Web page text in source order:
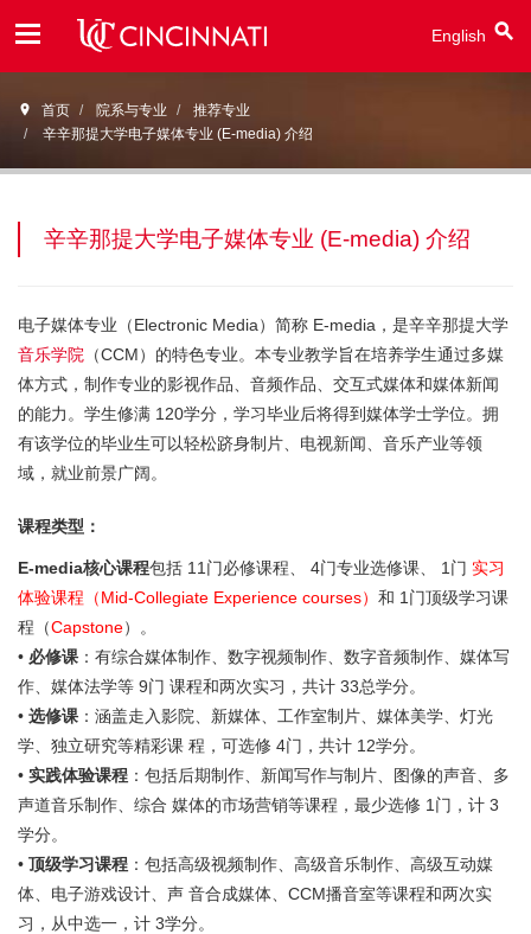
Open
Menu
English
首页 院系与专业
推荐专业
辛辛那提大学电子媒体专业 (E-media) 介绍
辛辛那提大学电子媒体专业 (E-media) 介绍
电子媒体专业（Electronic Media）简称 E-media，是辛辛那提大学
音乐学院 （CCM）的特色专业。本专业教学旨在培养学生通过多媒
体方式，制作专业的影视作品、音频作品、交互式媒体和媒体新闻
的能力。学生修满 120学分，学习毕业后将得到媒体学士学位。拥
有该学位的毕业生可以轻松跻身制片、电视新闻、音乐产业等领
域，就业前景广阔。
课程类型：
E-media核心课程包括 11门必修课程、 4门专业选修课、 1门 实习
体验课程（Mid-Collegiate Experience courses） 和 1门顶级学习课
程（Capstone）。
• 必修课 ：有综合媒体制作、数字视频制作、数字音频制作、媒体写
作、媒体法学等 9门 课程和两次实习，共计 33总学分。
• 选修课 ：涵盖走入影院、新媒体、工作室制片、媒体美学、灯光
学、独立研究等精彩课 程，可选修 4门，共计 12学分。
• 实践体验课程 ：包括后期制作、新闻写作与制片、图像的声音、多
声道音乐制作、综合 媒体的市场营销等课程，最少选修 1门，计 3
学分。
• 顶级学习课程 ：包括高级视频制作、高级音乐制作、高级互动媒
体、电子游戏设计、声 音合成媒体、CCM播音室等课程和两次实
习，从中选一，计 3学分。